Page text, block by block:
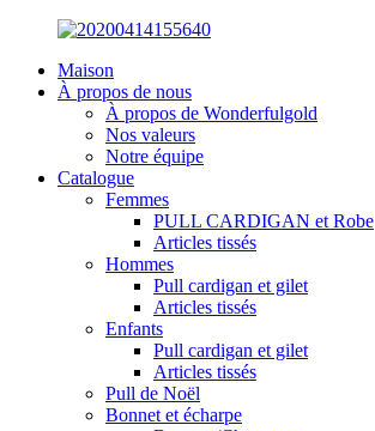
Maison
À propos de nous
À propos de Wonderfulgold
Nos valeurs
Notre équipe
Catalogue
Femmes
PULL CARDIGAN et Robe
Articles tissés
Hommes
Pull cardigan et gilet
Articles tissés
Enfants
Pull cardigan et gilet
Articles tissés
Pull de Noël
Bonnet et écharpe